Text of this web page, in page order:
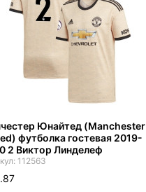
Юнайтед (Manchester
футболка гостевая 2019-
2 Виктор Линделеф
112563